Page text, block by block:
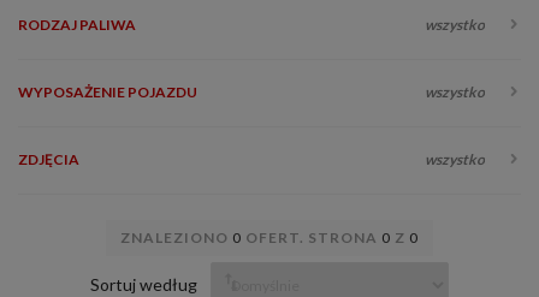
RODZAJ PALIWA wszystko
WYPOSAŻENIE POJAZDU wszystko
ZDJĘCIA wszystko
ZNALEZIONO 0 OFERT. STRONA 0 Z 0
Sortuj według